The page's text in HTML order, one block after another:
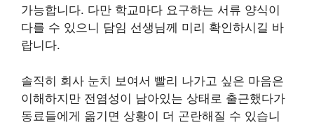
가능합니다. 다만 학교마다 요구하는 서류 양식이
다를 수 있으니 담임 선생님께 미리 확인하시길 바
랍니다.
솔직히 회사 눈치 보여서 빨리 나가고 싶은 마음은
이해하지만 전염성이 남아있는 상태로 출근했다가
동료들에게 옮기면 상황이 더 곤란해질 수 있습니